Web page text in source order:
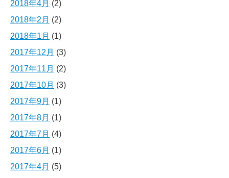
2018年4月 (2)
2018年2月 (2)
2018年1月 (1)
2017年12月 (3)
2017年11月 (2)
2017年10月 (3)
2017年9月 (1)
2017年8月 (1)
2017年7月 (4)
2017年6月 (1)
2017年4月 (5)